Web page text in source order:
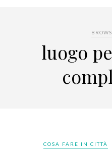
luogo
COSA FARE IN CITTÀ